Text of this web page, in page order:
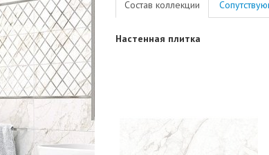
Состав коллекции
Настенная плитка